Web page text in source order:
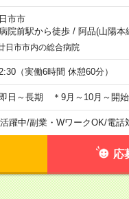
市市
院前駅から徒歩/ 阿品(山陽本
日市市内の総合病院
（実働6時間 休憩60分）
日～長期 ＊9月～10月～開始
躍中/副業・WワークOK/電話
応